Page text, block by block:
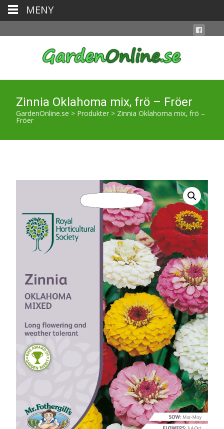
Zinnia Oklahoma mix, frö – Fröer
GardenOnline.se > Produkter > Zinnia Oklahoma mix, frö –
Fröer
MENY